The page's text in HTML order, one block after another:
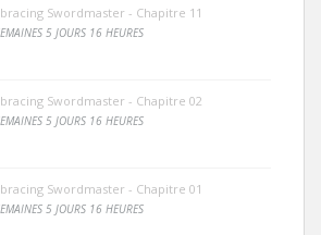
Swordmaster - Chapitre 11
5 JOURS 16 HEURES
Swordmaster - Chapitre 02
5 JOURS 16 HEURES
Swordmaster - Chapitre 01
5 JOURS 16 HEURES